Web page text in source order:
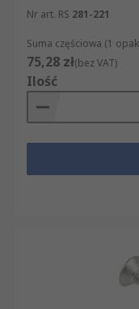
Nr art. RS 281-221
Suma częściowa (1
75,28 zł(bez VAT)
Ilość